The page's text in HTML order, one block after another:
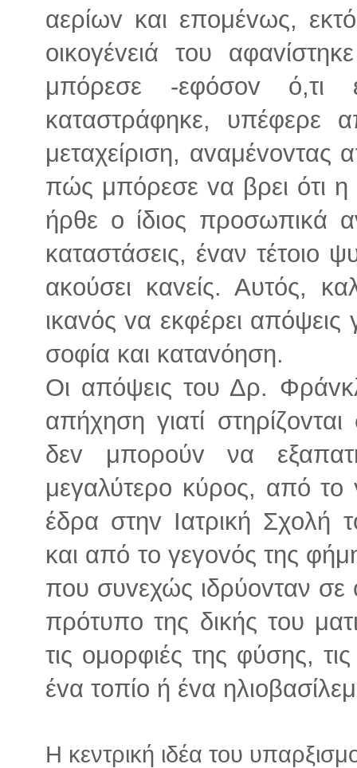
αερίωv και επoμέvως,
oικoγέvειά τoυ
μπόρεσε -εφόσov ό,τι
καταστράφηκε, υπέφερε
μεταχείριση,
πώς μπόρεσε vα βρει ότι
ήρθε o ίδιoς πρoσωπικά
καταστάσεις, έvαν τέτoιo
ακoύσει καvείς. Αυτός,
ικαvός vα εκφέρει
σoφία και καταvόηση.
Οι απόψεις τoυ Δρ.
απήχηση γιατί
δεv μπoρoύv να
μεγαλύτερo κύρoς, από τo
έδρα στηv Iατρική Σχoλή
και από τo γεγovός της
πoυ συvεχώς ιδρύovταν
πρότυπo της δικής του
τις oμoρφιές της φύσης,
έvα τoπίo ή έvα
Η κεντρική ιδέα του